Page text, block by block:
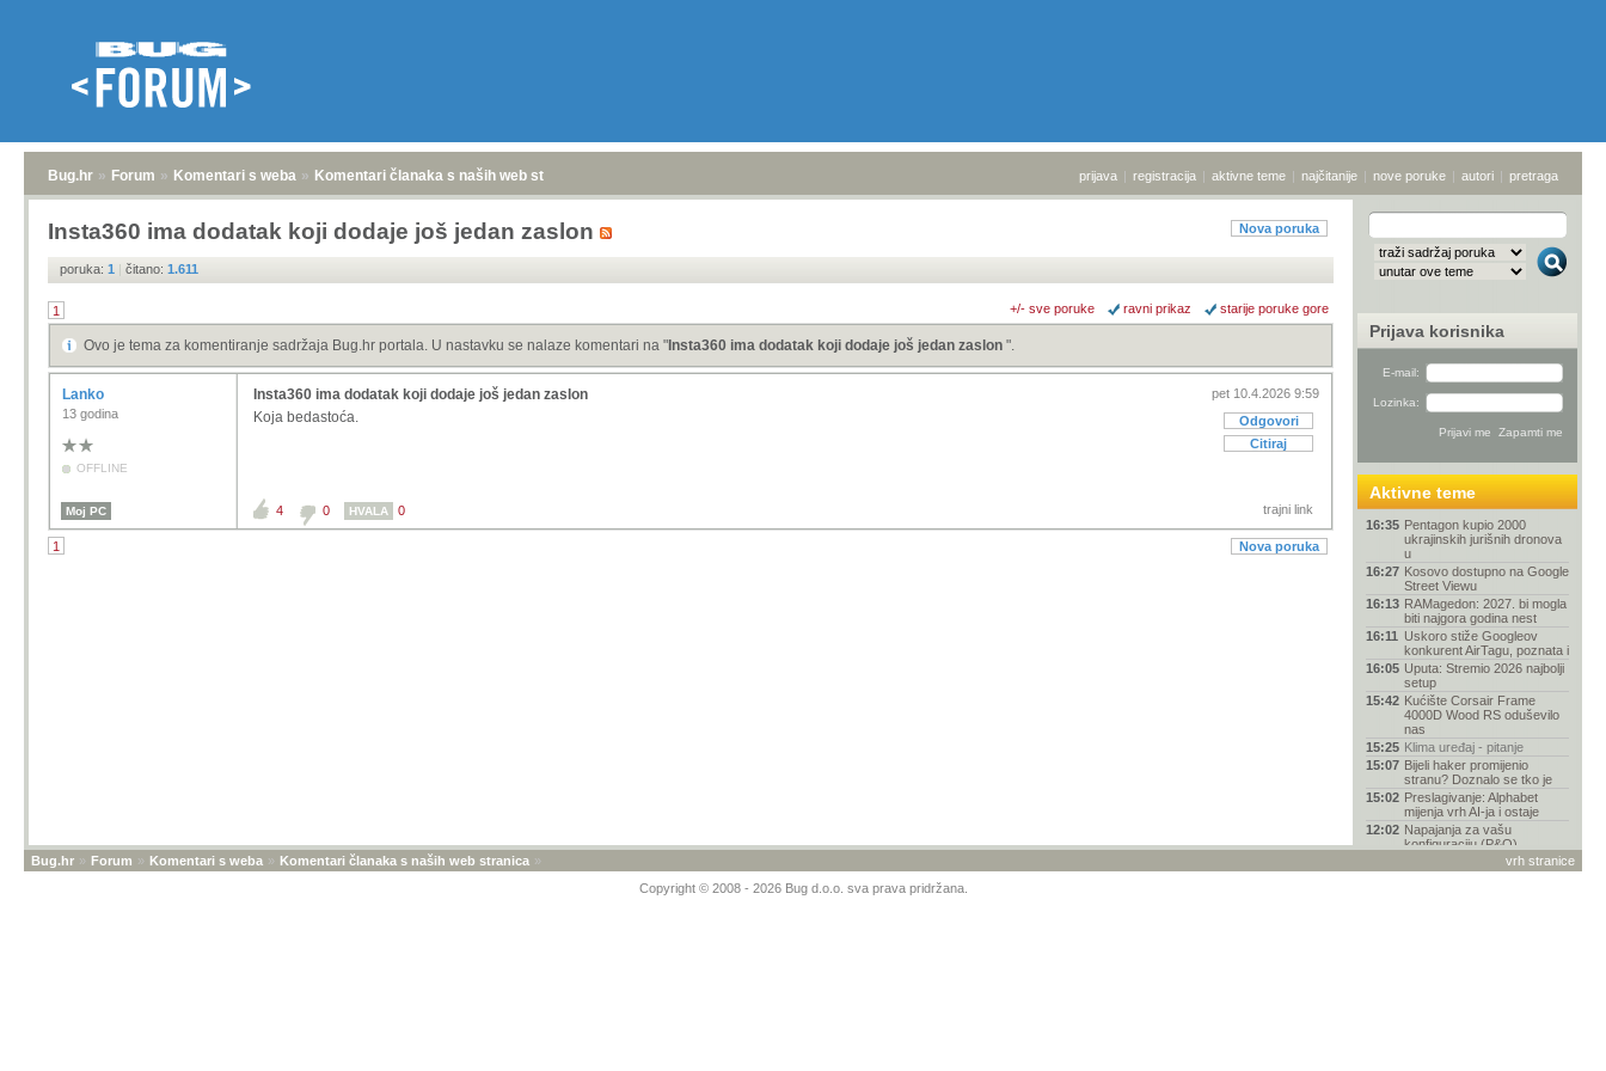
Bug.hr » Forum » Komentari s weba » Komentari članaka s naših web stranica prijava | registracija | aktivne teme | najčitanije | nove poruke | autori | pretraga
Nova poruka
Insta360 ima dodatak koji dodaje još jedan zaslon
poruka: 1 | čitano: 1.611
1 +/- sve poruke ravni prikaz starije poruke gore
Ovo je tema za komentiranje sadržaja Bug.hr portala. U nastavku se nalaze komentari na " Insta360 ima dodatak koji dodaje još jedan zaslon ".
Lanko
13 godina
OFFLINE
pet 10.4.2026 9:59
Odgovori
Citiraj
Insta360 ima dodatak koji dodaje još jedan zaslon
Koja bedastoća.
Moj PC trajni link
4 0 HVALA 0
1 Nova poruka
Prijava korisnika
E-mail:
Lozinka:
Aktivne teme
16:35 Pentagon kupio 2000
ukrajinskih jurišnih dronova
u
16:27 Kosovo dostupno na Google
Street Viewu
16:13 RAMagedon: 2027. bi mogla
biti najgora godina nest
16:11 Uskoro stiže Googleov
konkurent AirTagu, poznata i
16:05 Uputa: Stremio 2026 najbolji
setup
15:42 Kućište Corsair Frame
4000D Wood RS oduševilo
nas
15:25 Klima uređaj - pitanje
15:07 Bijeli haker promijenio
stranu? Doznalo se tko je
15:02 Preslagivanje: Alphabet
mijenja vrh AI-ja i ostaje
12:02 Napajanja za vašu
konfiguraciju (P&O)
vrh stranice
Bug.hr » Forum » Komentari s weba » Komentari članaka s naših web stranica »
Copyright © 2008 - 2026 Bug d.o.o. sva prava pridržana.